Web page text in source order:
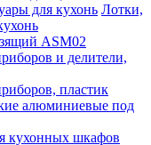
Лотки,
ASM02
и делители,
пластик
алюминиевые под